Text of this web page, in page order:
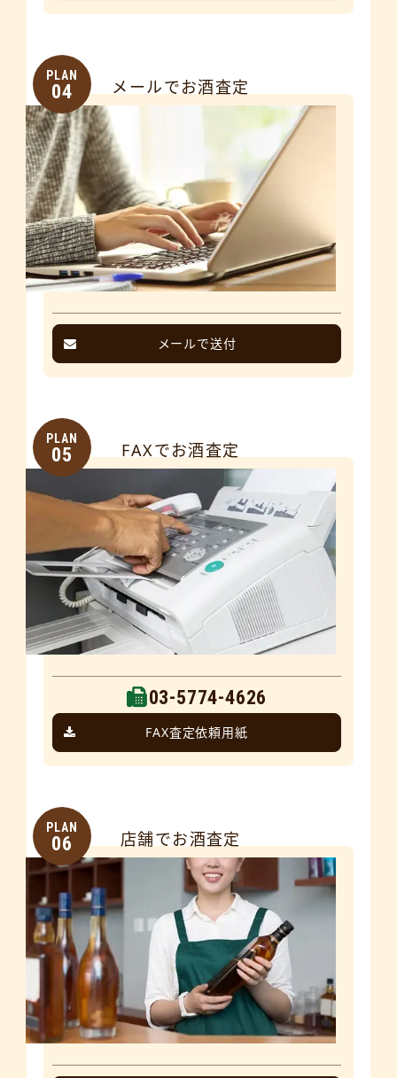
PLAN
04 メールでお酒査定
メールで送付
PLAN
05 FAXでお酒査定
03-5774-4626
FAX査定依頼用紙
PLAN
06 店舗でお酒査定